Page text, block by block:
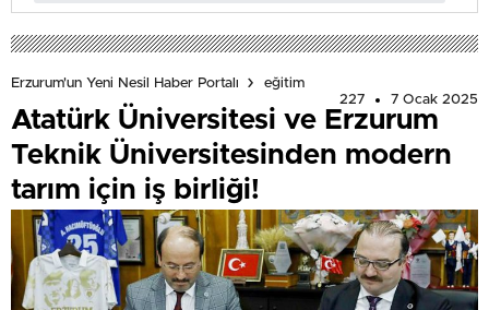
Erzurum'un Yeni Nesil Haber Portalı
eğitim
227
7 Ocak 2025
Atatürk Üniversitesi ve Erzurum
Teknik Üniversitesinden modern
tarım için iş birliği!